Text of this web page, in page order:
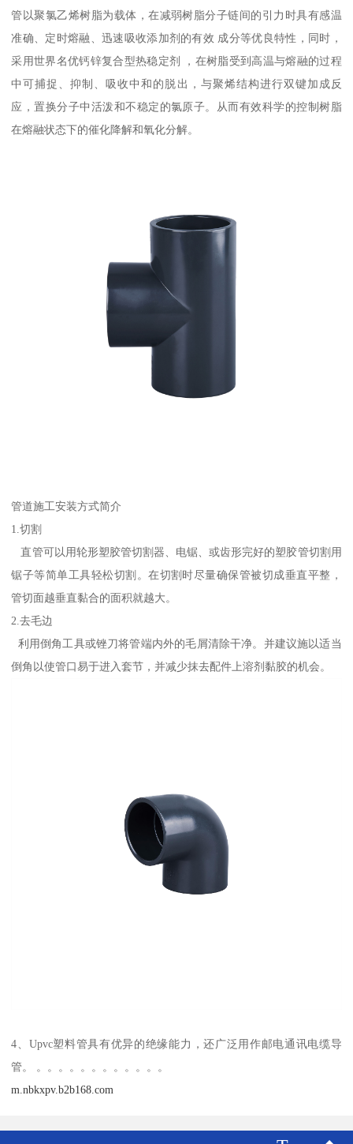
管以聚氯乙烯树脂为载体，在减弱树脂分子链间的引力时具有感温
准确、定时熔融、迅速吸收添加剂的有效 成分等优良特性，同时，
采用世界名优钙锌复合型热稳定剂 ，在树脂受到高温与熔融的过程
中可捕捉、抑制、吸收中和的脱出，与聚烯结构进行双键加成反
应，置换分子中活泼和不稳定的氯原子。从而有效科学的控制树脂
在熔融状态下的催化降解和氧化分解。
管道施工安装方式简介
1.切割
直管可以用轮形塑胶管切割器、电锯、或齿形完好的塑胶管切割用
锯子等简单工具轻松切割。在切割时尽量确保管被切成垂直平整，
管切面越垂直黏合的面积就越大。
2.去毛边
利用倒角工具或锉刀将管端内外的毛屑清除干净。并建议施以适当
倒角以使管口易于进入套节，并减少抹去配件上溶剂黏胶的机会。
4、Upvc塑料管具有优异的绝缘能力，还广泛用作邮电通讯电缆导
管。 。。。。。。。。。。。。
m.nbkxpv.b2b168.com